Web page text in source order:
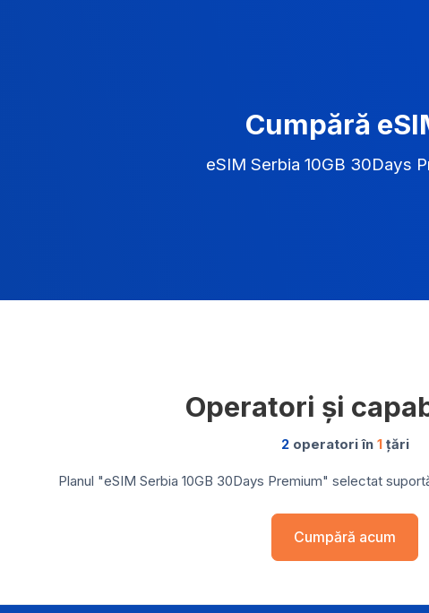
Cumpără
eSIM Serbia 10GB 30Days
Operatori și
2operatori în 1țări
Planul "eSIM Serbia 10GB 30Days Premium" selectat
Cumpără acum